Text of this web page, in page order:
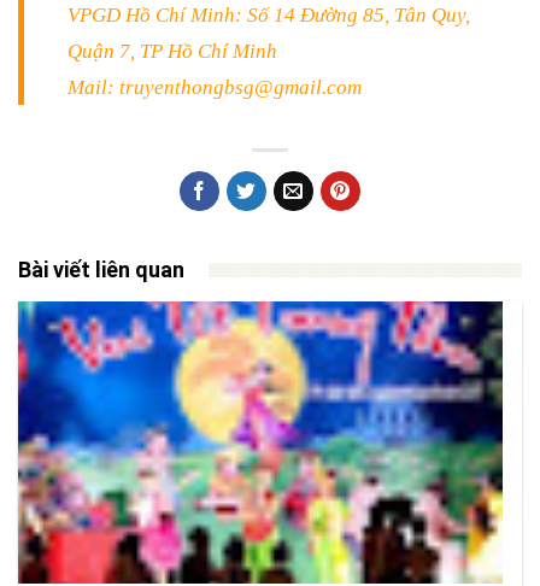
VPGD Hồ Chí Minh: Số 14 Đường 85, Tân Quy,
Quận 7, TP Hồ Chí Minh
Mail: truyenthongbsg@gmail.com
Bài viết liên quan